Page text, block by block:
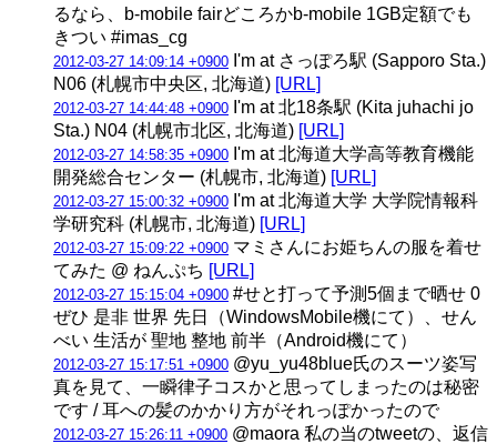
るなら、b-mobile fairどころかb-mobile 1GB定額でも
きつい #imas_cg
2012-03-27 14:09:14 +0900 I'm at さっぽろ駅 (Sapporo Sta.)
N06 (札幌市中央区, 北海道) [URL]
2012-03-27 14:44:48 +0900 I'm at 北18条駅 (Kita juhachi jo
Sta.) N04 (札幌市北区, 北海道) [URL]
2012-03-27 14:58:35 +0900 I'm at 北海道大学高等教育機能
開発総合センター (札幌市, 北海道) [URL]
2012-03-27 15:00:32 +0900 I'm at 北海道大学 大学院情報科
学研究科 (札幌市, 北海道) [URL]
2012-03-27 15:09:22 +0900 マミさんにお姫ちんの服を着せ
てみた @ ねんぷち [URL]
2012-03-27 15:15:04 +0900 #せと打って予測5個まで晒せ 0
ぜひ 是非 世界 先日（WindowsMobile機にて）、せん
べい 生活が 聖地 整地 前半（Android機にて）
2012-03-27 15:17:51 +0900 @yu_yu48blue氏のスーツ姿写
真を見て、一瞬律子コスかと思ってしまったのは秘密
です / 耳への髪のかかり方がそれっぽかったので
2012-03-27 15:26:11 +0900 @maora 私の当のtweetの、返信